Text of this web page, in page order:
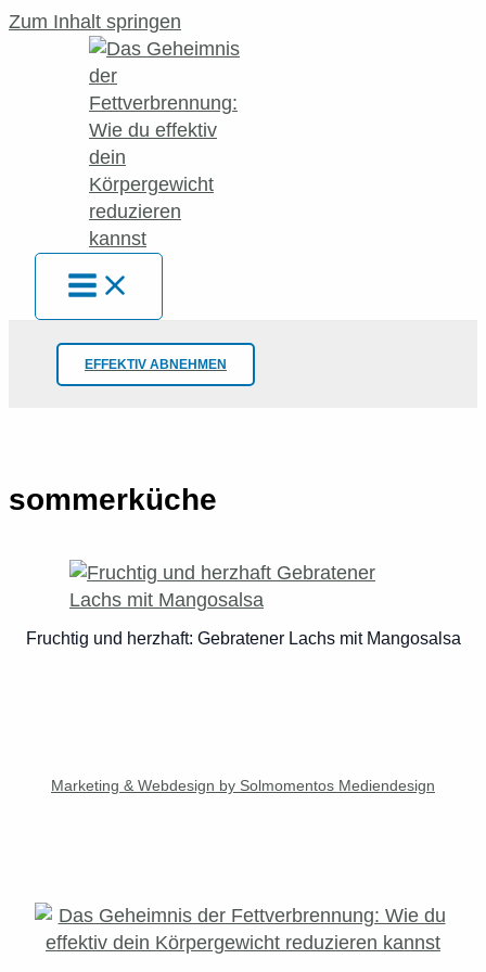
Zum Inhalt springen
EFFEKTIV ABNEHMEN
sommerküche
Fruchtig und herzhaft: Gebratener Lachs mit Mangosalsa
Marketing & Webdesign by Solmomentos Mediendesign